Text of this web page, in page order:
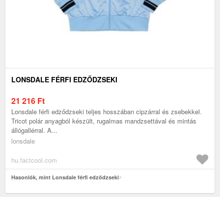
LONSDALE FÉRFI EDZŐDZSEKI
21 216 Ft
Lonsdale férfi edződzseki teljes hosszában cipzárral és zsebekkel.
Tricot polár anyagból készült, rugalmas mandzsettával és mintás
állógallérral. A...
lonsdale
hu.factcool.com
Hasonlók, mint Lonsdale férfi edződzseki